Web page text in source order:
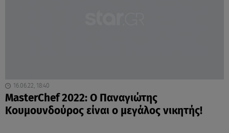
16.06.22, 18:40
MasterChef 2022: Ο Παναγιώτης
Κουμουνδούρος είναι ο μεγάλος νικητής!